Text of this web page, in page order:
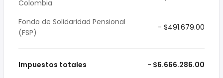
Colombia
Fondo de Solidaridad Pensional
(FSP)
- $491.679.00
Impuestos totales - $6.666.286.00